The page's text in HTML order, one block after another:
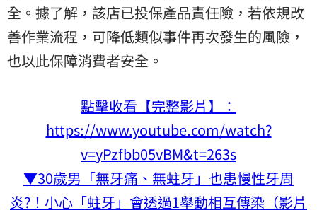
全。據了解，該店已投保產品責任險，若依規改
善作業流程，可降低類似事件再次發生的風險，
也以此保障消費者安全。
點擊收看【完整影片】：
https://www.youtube.com/watch?
v=yPzfbb05vBM&t=263s
▼30歲男「無牙痛、無蛀牙」也患慢性牙周
炎?！小心「蛀牙」會透過1舉動相互傳染（影片